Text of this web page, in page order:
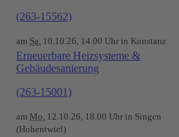
(263-15562)
am Sa. 10.10.26, 14.00 Uhr in Konstanz
Erneuerbare Heizsysteme &
Gebäudesanierung
(263-15001)
am Mo. 12.10.26, 18.00 Uhr in Singen
(Hohentwiel)